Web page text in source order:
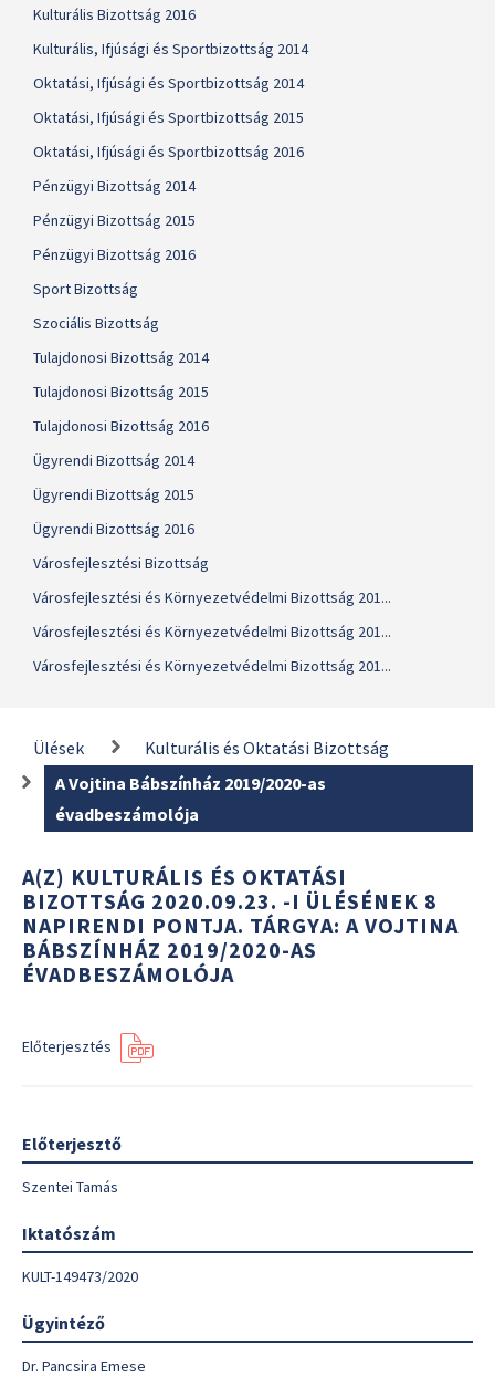
Kulturális Bizottság 2016
Kulturális, Ifjúsági és Sportbizottság 2014
Oktatási, Ifjúsági és Sportbizottság 2014
Oktatási, Ifjúsági és Sportbizottság 2015
Oktatási, Ifjúsági és Sportbizottság 2016
Pénzügyi Bizottság 2014
Pénzügyi Bizottság 2015
Pénzügyi Bizottság 2016
Sport Bizottság
Szociális Bizottság
Tulajdonosi Bizottság 2014
Tulajdonosi Bizottság 2015
Tulajdonosi Bizottság 2016
Ügyrendi Bizottság 2014
Ügyrendi Bizottság 2015
Ügyrendi Bizottság 2016
Városfejlesztési Bizottság
Városfejlesztési és Környezetvédelmi Bizottság 201...
Városfejlesztési és Környezetvédelmi Bizottság 201...
Városfejlesztési és Környezetvédelmi Bizottság 201...
Ülések
Kulturális és Oktatási Bizottság
A Vojtina Bábszínház 2019/2020-as
évadbeszámolója
A(Z) KULTURÁLIS ÉS OKTATÁSI
BIZOTTSÁG 2020.09.23. -I ÜLÉSÉNEK 8
NAPIRENDI PONTJA. TÁRGYA: A VOJTINA
BÁBSZÍNHÁZ 2019/2020-AS
ÉVADBESZÁMOLÓJA
Előterjesztés
Előterjesztő
Szentei Tamás
Iktatószám
KULT-149473/2020
Ügyintéző
Dr. Pancsira Emese